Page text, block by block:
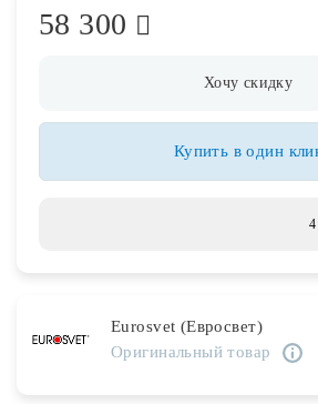
Предметы интерьера
58 300
Хочу скидку
Купить в один
Eurosvet (Евросвет)
Оригинальный товар